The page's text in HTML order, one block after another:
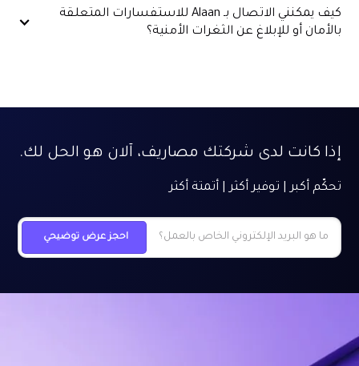
كيف يمكنني الاتصال بـ Alaan للاستفسارات المتعلقة
بالأمان أو للإبلاغ عن الثغرات الأمنية؟
إذا كانت لدى شركتك مصاريف، آلان هو الحل لك.
تحكّم أكبر | توفير أكثر | أتمتة أكثر